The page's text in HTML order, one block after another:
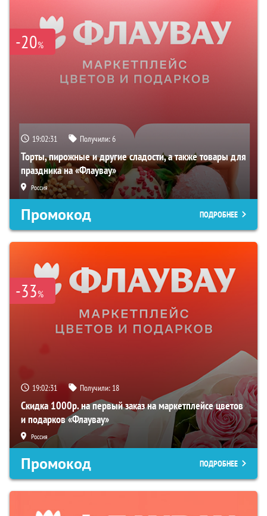
-20%
19:02:30 Получили:6
Торты, пирожные и другие сладости, а также товары для
праздника на «Флаувау»
Россия
Промокод ПОДРОБНЕЕ
-33%
19:02:30 Получили: 18
Скидка 1000р. на первый заказ на маркетплейсе цветов
и подарков «Флаувау»
Россия
Промокод ПОДРОБНЕЕ